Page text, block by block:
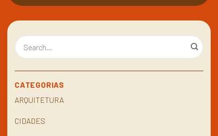
CATEGORIAS
ARQUITETURA
CIDADES